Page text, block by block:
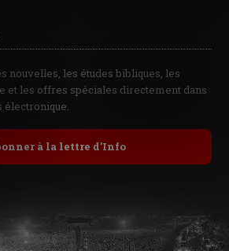
nouvelles, les études bibliques, les
et les offres spéciales directement dans
électronique.
à la lettre d’Info